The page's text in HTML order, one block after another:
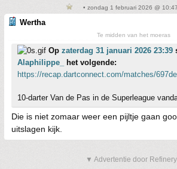
• zondag 1 februari 2026 @
Wertha
Te midden van het moeras
Op zaterdag 31 januari 2026 23:39
Alaphilippe_
het volgende:
https://recap.dartconnect.com/matches/
10-darter Van de Pas in de Superleague
Die is niet zomaar weer een pijltje gaan
uitslagen kijk.
▼ Advertentie door